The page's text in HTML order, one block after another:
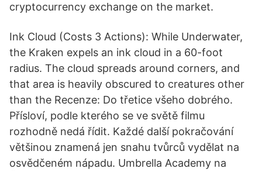
cryptocurrency exchange on the market.
Ink Cloud (Costs 3 Actions): While Underwater,
the Kraken expels an ink cloud in a 60-foot
radius. The cloud spreads around corners, and
that area is heavily obscured to creatures other
than the Recenze: Do třetice všeho dobrého.
Přísloví, podle kterého se ve světě filmu
rozhodně nedá řídit. Každé další pokračování
většinou znamená jen snahu tvůrců vydělat na
osvědčeném nápadu. Umbrella Academy na